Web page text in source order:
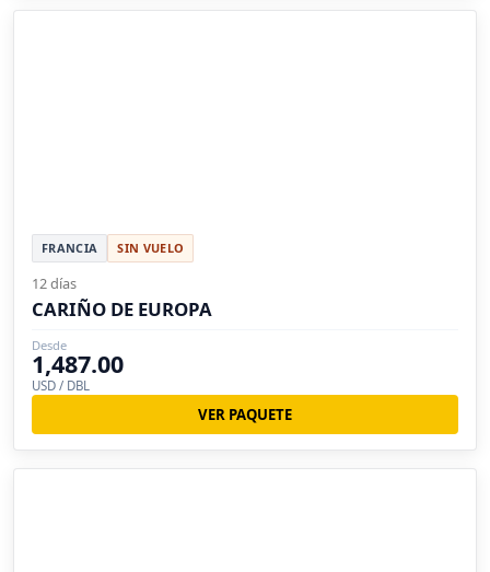
FRANCIA SIN VUELO
12 días
CARIÑO DE EUROPA
Desde
1,487.00
USD / DBL
VER PAQUETE